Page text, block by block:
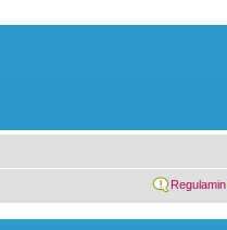
Regulamin